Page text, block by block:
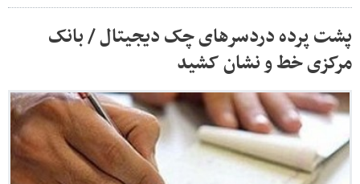
پشت پرده دردسرهای چک دیجیتال / بانک
مرکزی خط و نشان کشید